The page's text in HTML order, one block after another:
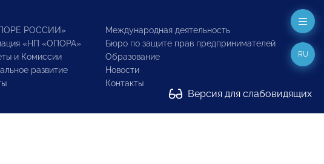
РОССИИ»
«НП «ОПОРА»
и Комиссии
развитие
Международная деятельность
Бюро по защите прав предпринимателей
Образование
Новости
Контакты
Версия для слабовидящих
RU